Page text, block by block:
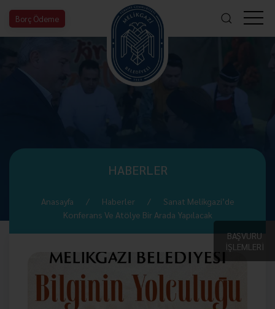
Borç Ödeme
BAŞVURU
İŞLEMLERİ
HABERLER
Anasayfa Haberler
Sanat Melikgazi’de
Konferans Ve Atölye Bir Arada Yapılacak